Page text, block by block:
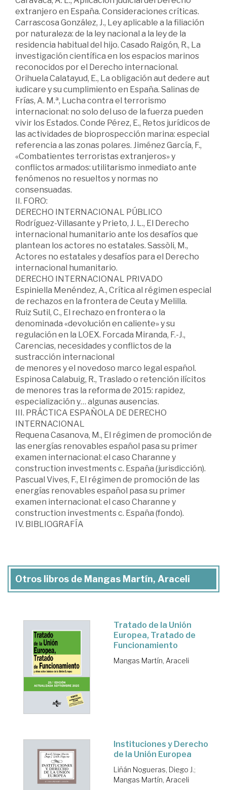
extranjero en España. Consideraciones críticas.
Carrascosa González, J., Ley aplicable a la filiación
por naturaleza: de la ley nacional a la ley de la
residencia habitual del hijo. Casado Raigón, R., La
investigación científica en los espacios marinos
reconocidos por el Derecho internacional.
Orihuela Calatayud, E., La obligación aut dedere aut
iudicare y su cumplimiento en España. Salinas de
Frías, A. M.ª, Lucha contra el terrorismo
internacional: no solo del uso de la fuerza pueden
vivir los Estados. Conde Pérez, E., Retos jurídicos de
las actividades de bioprospección marina: especial
referencia a las zonas polares. Jiménez García, F.,
«Combatientes terroristas extranjeros» y
conflictos armados: utilitarismo inmediato ante
fenómenos no resueltos y normas no
consensuadas.
II. FORO:
DERECHO INTERNACIONAL PÚBLICO
Rodríguez-Villasante y Prieto, J. L., El Derecho
internacional humanitario ante los desafíos que
plantean los actores no estatales. Sassòli, M.,
Actores no estatales y desafíos para el Derecho
internacional humanitario.
DERECHO INTERNACIONAL PRIVADO
Espiniella Menéndez, A., Crítica al régimen especial
de rechazos en la frontera de Ceuta y Melilla.
Ruiz Sutil, C., El rechazo en frontera o la
denominada «devolución en caliente» y su
regulación en la LOEX. Forcada Miranda, F.-J.,
Carencias, necesidades y conflictos de la
sustracción internacional
de menores y el novedoso marco legal español.
Espinosa Calabuig, R., Traslado o retención ilícitos
de menores tras la reforma de 2015: rapidez,
especialización y… algunas ausencias.
III. PRÁCTICA ESPAÑOLA DE DERECHO
INTERNACIONAL
Requena Casanova, M., El régimen de promoción de
las energías renovables español pasa su primer
examen internacional: el caso Charanne y
construction investments c. España (jurisdicción).
Pascual Vives, F., El régimen de promoción de las
energías renovables español pasa su primer
examen internacional: el caso Charanne y
construction investments c. España (fondo).
IV. BIBLIOGRAFÍA
Otros libros de Mangas Martín, Araceli
Tratado de la Unión
Europea, Tratado de
Funcionamiento
Mangas Martín, Araceli
Instituciones y Derecho
de la Unión Europea
Liñán Nogueras, Diego J.;
Mangas Martín, Araceli